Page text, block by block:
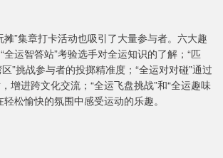
摊”集章打卡活动也吸引了大量参与者。六大趣
运智答站”考验选手对全运知识的了解；“匹
区”挑战参与者的投掷精准度；“全运对对碰”通过
增进跨文化交流；“全运飞盘挑战”和“全运趣味
松愉快的氛围中感受运动的乐趣。